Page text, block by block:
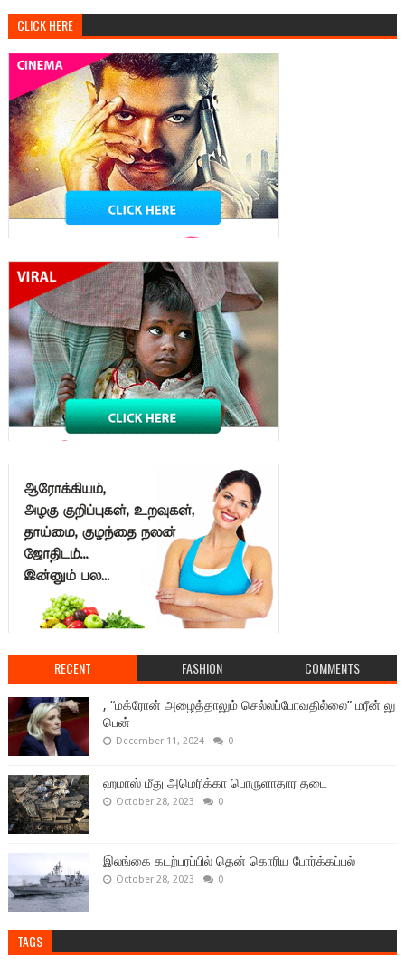
CLICK HERE
RECENT FASHION COMMENTS
, “மக்ரோன் அழைத்தாலும் செல்லப்போவதில்லை” மரீன் லு
பென்
December 11, 2024 0
ஹமாஸ் மீது அமெரிக்கா பொருளாதார தடை
October 28, 2023 0
இலங்கை கடற்பரப்பில் தென் கொரிய போர்க்கப்பல்
October 28, 2023 0
TAGS